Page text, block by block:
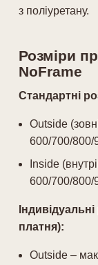
з поліуретану.
Розміри
NoFrame
Стандартні
Outside
600/700/800/
Inside
600/700/800/
платня):
Outside –